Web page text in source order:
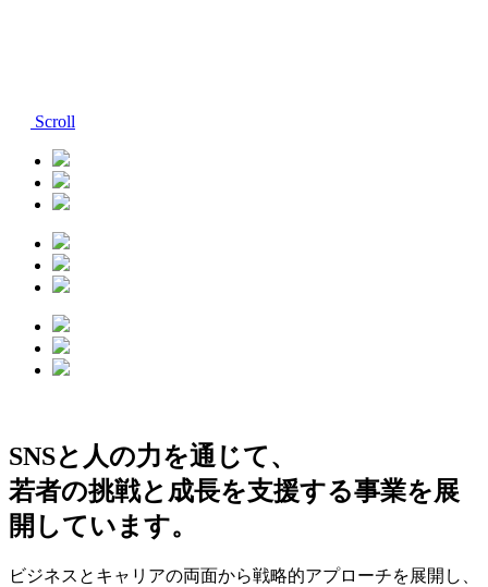
Scroll
SNSと人の力を通じて、
若者の挑戦と成長を支援する事業を展
開しています。
ビジネスとキャリアの両面から戦略的アプローチを展開し、